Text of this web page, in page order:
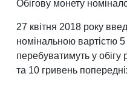
Обігову монету
27 квітня 2018 року
номінальною вартістю
перебуватимуть у
та 10 гривень